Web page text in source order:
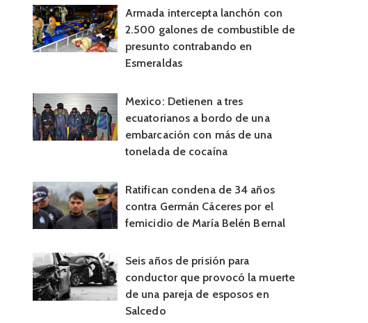
Armada intercepta lanchón con
2.500 galones de combustible de
presunto contrabando en
Esmeraldas
Mexico: Detienen a tres
ecuatorianos a bordo de una
embarcación con más de una
tonelada de cocaína
Ratifican condena de 34 años
contra Germán Cáceres por el
femicidio de María Belén Bernal
Seis años de prisión para
conductor que provocó la muerte
de una pareja de esposos en
Salcedo